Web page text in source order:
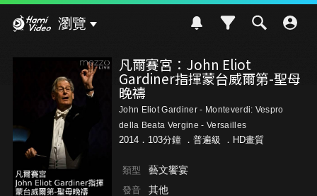
瀏覽
凡爾賽宮：John Eliot
Gardiner指揮蒙台威爾第-聖母
晚禱
John Eliot Gardiner - Monteverdi: Vespro
della Beata Vergine - Versailles
2014．103分鐘 ． 普遍級 ．HD畫質
類型 藝文饗宴
發音 其他